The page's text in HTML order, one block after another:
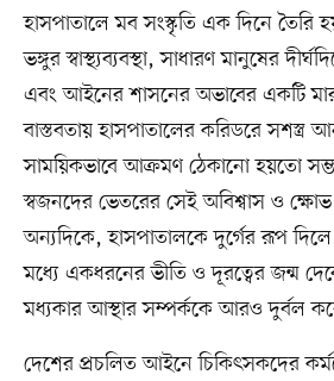
হাসপাতালে মব সংস্কৃতি এক দিনে তৈরি
ভঙ্গুর স্বাস্থ্যব্যবস্থা, সাধারণ মানুষের
এবং আইনের শাসনের অভাবের একটি
বাস্তবতায় হাসপাতালের করিডরে সশস্ত্র
সাময়িকভাবে আক্রমণ ঠেকানো হয়তো
স্বজনদের ভেতরের সেই অবিশ্বাস ও
অন্যদিকে, হাসপাতালকে দুর্গের রূপ
মধ্যে একধরনের ভীতি ও দূরত্বের জন্ম
মধ্যকার আস্থার সম্পর্ককে আরও দুর্বল
দেশের প্রচলিত আইনে চিকিৎসকদের